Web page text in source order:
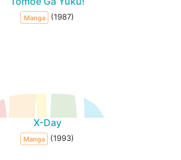
Manga (1987)
X-Day
Manga (1993)